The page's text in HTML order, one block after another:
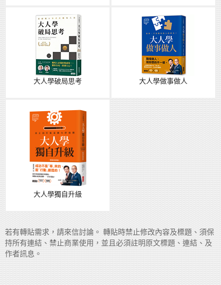
大人學破局思考 大人學做事做人
大人學獨自升級
若有轉貼需求，請來信討論。 轉貼時禁止修改內容及標題、須保
持所有連結、禁止商業使用，並且必須註明原文標題、連結、及
作者訊息。